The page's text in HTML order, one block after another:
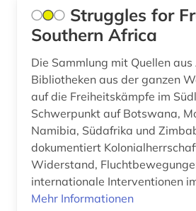
geschichte 1789-1960 (1)
geschichte 1800-1930 (1)
geschichte 1832-2006 (1)
geschichte 1870-1914 (1)
geschichte 1877-1985 (1)
geschichte 1900-2000 (2)
Struggles for
Southern Africa
Die Sammlung mit Quellen
Bibliotheken aus der ganzen
auf die Freiheitskämpfe im Südlichen
Schwerpunkt auf Botswana,
Namibia, Südafrika und
dokumentiert
Widerstand,
internationale Interventionen
Mehr Informationen